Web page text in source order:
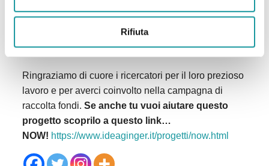
Rifiuta
comprendere sempre meglio la malattia e poterla
affrontare in modo sempre più efficace, e le
associazioni offendo il loro supporto immediato.
Ringraziamo di cuore i ricercatori per il loro prezioso
lavoro e per averci coinvolto nella campagna di
raccolta fondi. Se anche tu vuoi aiutare questo
progetto scoprilo a questo link…
NOW! https://www.ideaginger.it/progetti/now.html